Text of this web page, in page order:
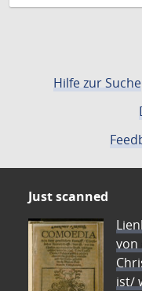
Hilfe zur Suche
Just scanned
von
ist/